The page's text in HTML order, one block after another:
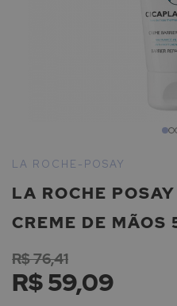
para
início
Galeria
imagens
LA ROCHE
CREME DE MÃOS
LA ROCHE-POSAY
R$ 59,09
R$ 76,41